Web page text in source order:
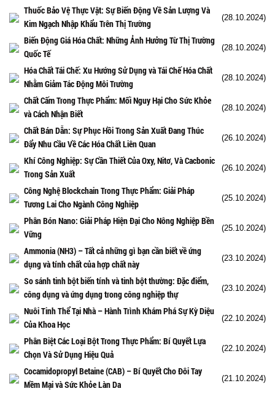
Thuốc Bảo Vệ Thực Vật: Sự Biến Động Về Sản Lượng Và
Kim Ngạch Nhập Khẩu Trên Thị Trường
(28.10.2024)
Biến Động Giá Hóa Chất: Những Ảnh Hưởng Từ Thị Trường
Quốc Tế
(28.10.2024)
Hóa Chất Tái Chế: Xu Hướng Sử Dụng và Tái Chế Hóa Chất
Nhằm Giảm Tác Động Môi Trường
(28.10.2024)
Chất Cấm Trong Thực Phẩm: Mối Nguy Hại Cho Sức Khỏe
và Cách Nhận Biết
(28.10.2024)
Chất Bán Dẫn: Sự Phục Hồi Trong Sản Xuất Đang Thúc
Đẩy Nhu Cầu Về Các Hóa Chất Liên Quan
(26.10.2024)
Khí Công Nghiệp: Sự Cần Thiết Của Oxy, Nitơ, Và Cacbonic
Trong Sản Xuất
(26.10.2024)
Công Nghệ Blockchain Trong Thực Phẩm: Giải Pháp
Tương Lai Cho Ngành Công Nghiệp
(25.10.2024)
Phân Bón Nano: Giải Pháp Hiện Đại Cho Nông Nghiệp Bền
Vững
(25.10.2024)
Ammonia (NH3) – Tất cả những gì bạn cần biết về ứng
dụng và tính chất của hợp chất này
(23.10.2024)
So sánh tinh bột biến tính và tinh bột thường: Đặc điểm,
công dụng và ứng dụng trong công nghiệp thự
(23.10.2024)
Nuôi Tinh Thể Tại Nhà – Hành Trình Khám Phá Sự Kỳ Diệu
Của Khoa Học
(22.10.2024)
Phân Biệt Các Loại Bột Trong Thực Phẩm: Bí Quyết Lựa
Chọn Và Sử Dụng Hiệu Quả
(22.10.2024)
Cocamidopropyl Betaine (CAB) – Bí Quyết Cho Đôi Tay
Mềm Mại và Sức Khỏe Làn Da
(21.10.2024)